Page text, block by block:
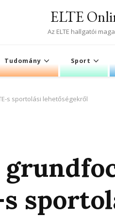
ELTE
Az ELTE hallgatói
Tudomány Sport
s sportolási lehetőségekről